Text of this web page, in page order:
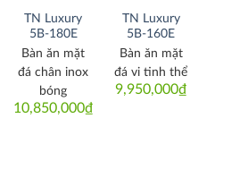
TN Luxury
5B-180E
10,850,000₫
Bàn ăn mặt
đá chân inox
bóng
TN Luxury
5B-160E
9,950,000₫
Bàn ăn mặt
đá vi tinh thể